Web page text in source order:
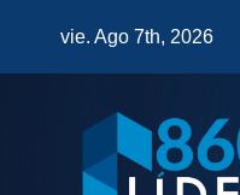
vie. Ago 7th, 2026